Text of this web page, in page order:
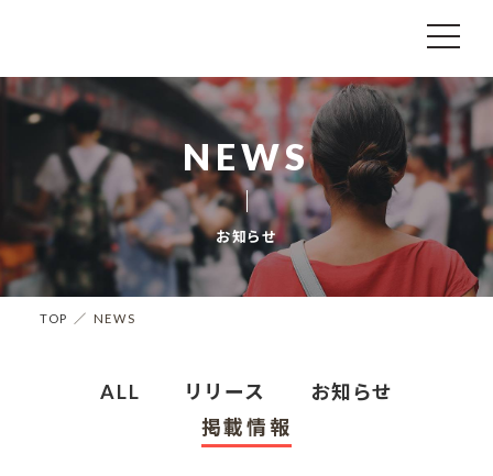
NEWS
お知らせ
TOP NEWS
ALL リリース
お知らせ
掲載情報